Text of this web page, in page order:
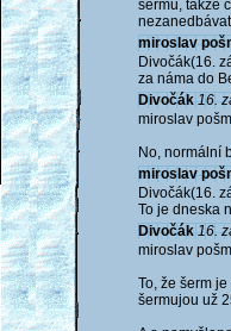
šermu, takže
miroslav
Divočák(16.
za náma do
Divočák 16.
miroslav
No, normální
miroslav
Divočák(16.
To je dneska
Divočák 16.
miroslav
To, že šerm
šermujou už